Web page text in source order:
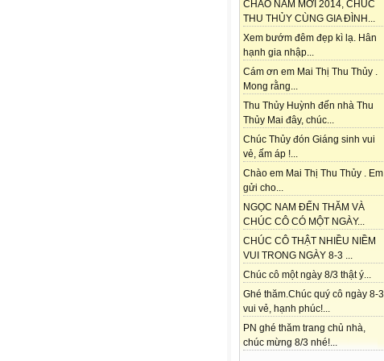
CHÀO NĂM MỚI 2014, CHÚC
THU THỦY CÙNG GIA ĐÌNH...
Xem bướm đêm đẹp kì lạ. Hân
hạnh gia nhập...
Cám ơn em Mai Thị Thu Thủy .
Mong rằng...
Thu Thủy Huỳnh đến nhà Thu
Thủy Mai đây, chúc...
Chúc Thủy đón Giáng sinh vui
vẻ, ấm áp !...
Chào em Mai Thị Thu Thủy . Em
gửi cho...
NGỌC NAM ĐẾN THĂM VÀ
CHÚC CÔ CÓ MỘT NGÀY...
CHÚC CÔ THẬT NHIỀU NIỀM
VUI TRONG NGÀY 8-3 ...
Chúc cô một ngày 8/3 thật ý...
Ghé thăm.Chúc quý cô ngày 8-3
vui vẻ, hạnh phúc!...
PN ghé thăm trang chủ nhà,
chúc mừng 8/3 nhé!...